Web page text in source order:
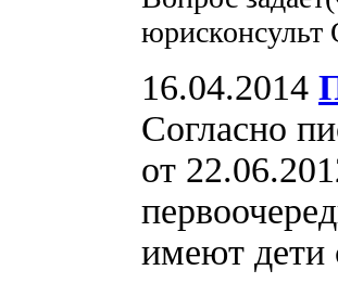
16.04.2014
Согласно
от
имеют дети